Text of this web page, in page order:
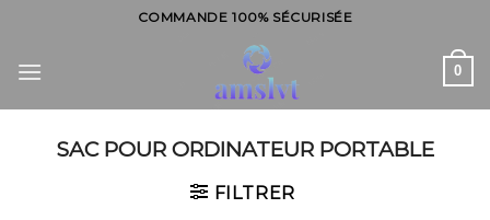
content
COMMANDE 100% SÉCURISÉE
0
SAC POUR ORDINATEUR PORTABLE
FILTRER